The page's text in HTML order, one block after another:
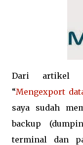
Dari artikel
“Mengexport
saya sudah
backup
terminal dan